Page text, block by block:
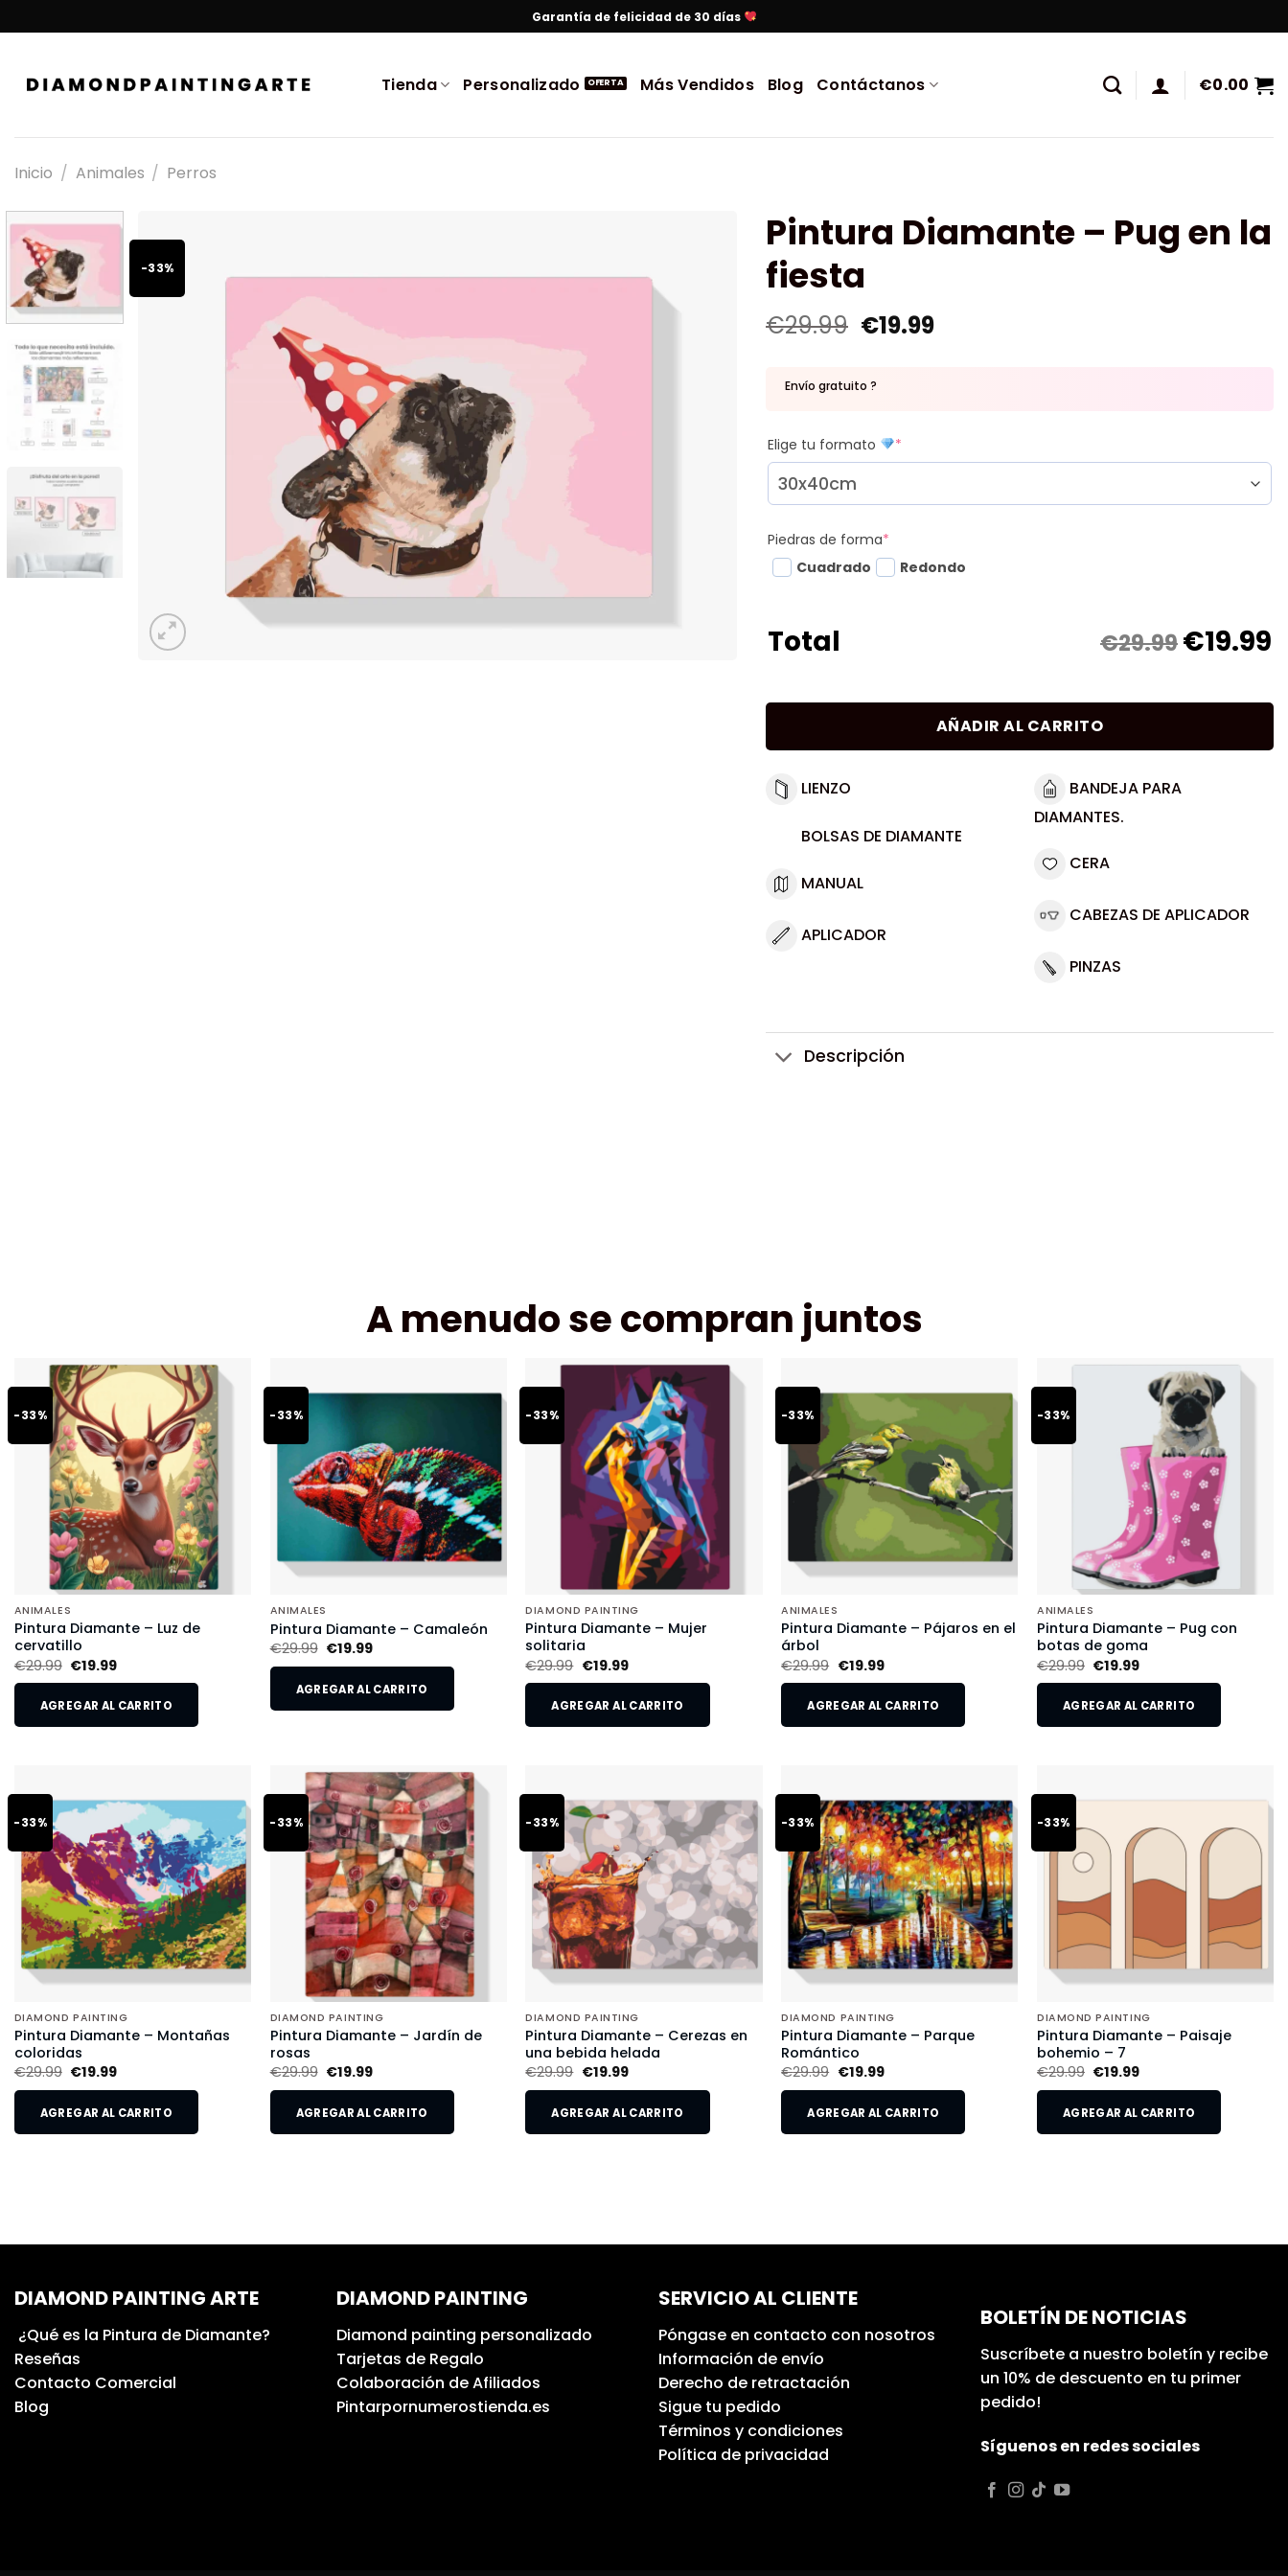
Garantía de felicidad de 30 días
Tienda Personalizado Más Vendidos Blog Contáctanos €0.00
Inicio / Animales / Perros
-33%
Pintura Diamante – Pug en la
fiesta
€29.99 €19.99
Envío gratuito ?
Elige tu formato *
Piedras de forma*
Cuadrado
Redondo
Total €29.99€19.99
AÑADIR AL CARRITO
LIENZO
BOLSAS DE DIAMANTE
MANUAL
APLICADOR
BANDEJA PARA
DIAMANTES.
CERA
CABEZAS DE APLICADOR
PINZAS
Descripción
A menudo se compran juntos
-33%
ANIMALES
Pintura Diamante – Luz de
cervatillo
€29.99 €19.99
AGREGAR AL CARRITO
-33%
ANIMALES
Pintura Diamante – Camaleón
€29.99 €19.99
AGREGAR AL CARRITO
-33%
DIAMOND PAINTING
Pintura Diamante – Mujer
solitaria
€29.99 €19.99
AGREGAR AL CARRITO
-33%
ANIMALES
Pintura Diamante – Pájaros en el
árbol
€29.99 €19.99
AGREGAR AL CARRITO
-33%
ANIMALES
Pintura Diamante – Pug con
botas de goma
€29.99 €19.99
AGREGAR AL CARRITO
-33%
DIAMOND PAINTING
Pintura Diamante – Montañas
coloridas
€29.99 €19.99
AGREGAR AL CARRITO
-33%
DIAMOND PAINTING
Pintura Diamante – Jardín de
rosas
€29.99 €19.99
AGREGAR AL CARRITO
-33%
DIAMOND PAINTING
Pintura Diamante – Cerezas en
una bebida helada
€29.99 €19.99
AGREGAR AL CARRITO
-33%
DIAMOND PAINTING
Pintura Diamante – Parque
Romántico
€29.99 €19.99
AGREGAR AL CARRITO
-33%
DIAMOND PAINTING
Pintura Diamante – Paisaje
bohemio – 7
€29.99 €19.99
AGREGAR AL CARRITO
DIAMOND PAINTING ARTE
¿Qué es la Pintura de Diamante?
Reseñas
Contacto Comercial
Blog
DIAMOND PAINTING
Diamond painting personalizado
Tarjetas de Regalo
Colaboración de Afiliados
Pintarpornumerostienda.es
SERVICIO AL CLIENTE
Póngase en contacto con nosotros
Información de envío
Derecho de retractación
Sigue tu pedido
Términos y condiciones
Política de privacidad
BOLETÍN DE NOTICIAS
Suscríbete a nuestro boletín y recibe
un 10% de descuento en tu primer
pedido!
Síguenos en redes sociales